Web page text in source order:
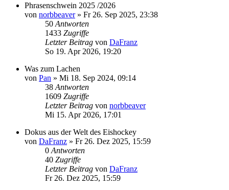
Phrasenschwein 2025 /2026
von norbbeaver» Fr 26. Sep 2025, 23:38
50 Antworten
1433 Zugriffe
Letzter Beitrag von DaFranz
So 19. Apr 2026, 19:20
Was zum Lachen
von Pan » Mi 18. Sep 2024, 09:14
38 Antworten
1609 Zugriffe
Letzter Beitrag von norbbeaver
Mi 15. Apr 2026, 17:01
Dokus aus der Welt des Eishockey
von DaFranz » Fr 26. Dez 2025, 15:59
0 Antworten
40 Zugriffe
Letzter Beitrag von DaFranz
Fr 26. Dez 2025, 15:59